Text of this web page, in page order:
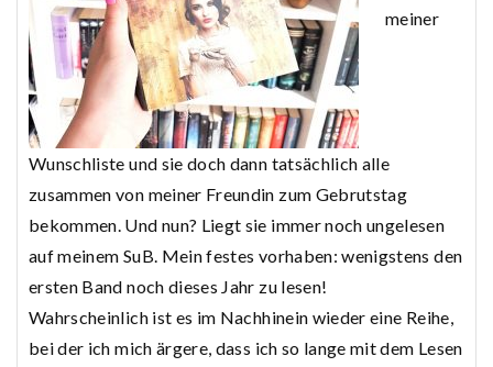
meiner
Wunschliste und sie doch dann tatsächlich alle
zusammen von meiner Freundin zum Gebrutstag
bekommen. Und nun? Liegt sie immer noch ungelesen
auf meinem SuB. Mein festes vorhaben: wenigstens den
ersten Band noch dieses Jahr zu lesen!
Wahrscheinlich ist es im Nachhinein wieder eine Reihe,
bei der ich mich ärgere, dass ich so lange mit dem Lesen